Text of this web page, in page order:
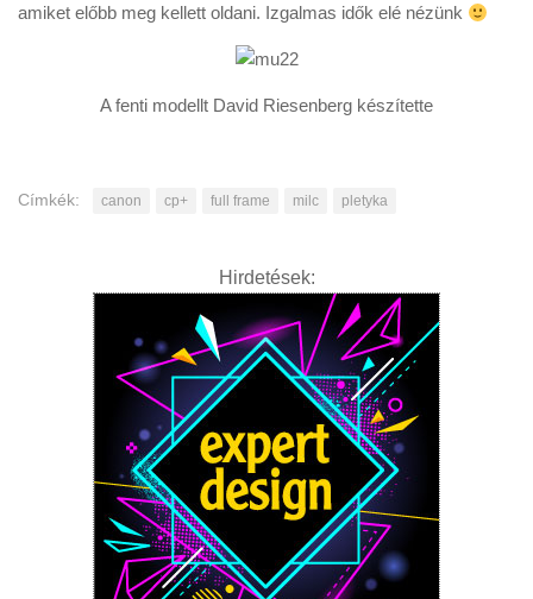
amiket előbb meg kellett oldani. Izgalmas idők elé nézünk
A fenti modellt David Riesenberg készítette
Címkék: canon cp+ full frame milc pletyka
Hirdetések: